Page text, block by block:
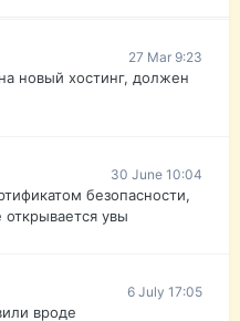
27 Mar 9:23
новый хостинг, должен
30 June 10:04
безопасности,
открывается увы
6 July 17:05
вроде